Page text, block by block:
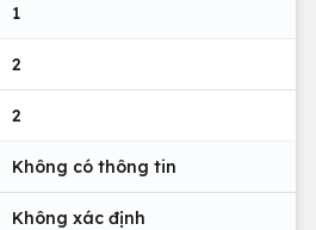
1
2
2
Không có thông tin
Không xác định